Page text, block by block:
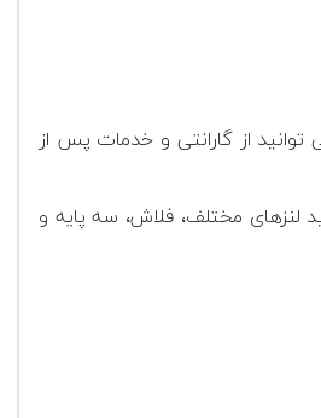
از گارانتی و خدمات پس از
لنزهای مختلف، فلاش، سه پایه و